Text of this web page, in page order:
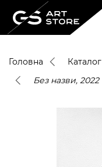
Головна Каталог
Без назви, 2022